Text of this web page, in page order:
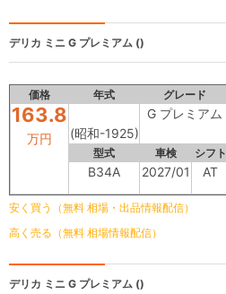
デリカ ミニ G プレミアム ()
価格 年式 グレード
163.8
万円 (昭和-1925)
G プレミアム
型式 車検 シフト
B34A 2027/01 AT
安く買う（無料 相場・出品情報配信）
高く売る（無料 相場情報配信）
デリカ ミニ G プレミアム ()